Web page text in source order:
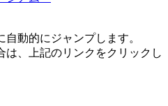
動的にジャンプします。
は、上記のリンクをクリックし